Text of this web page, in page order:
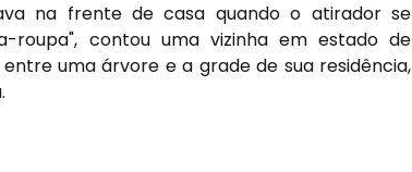
na frente de casa quando o atirador se
roupa", contou uma vizinha em estado de
uma árvore e a grade de sua residência,